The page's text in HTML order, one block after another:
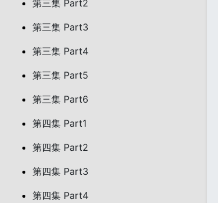
第三集 Part2
第三集 Part3
第三集 Part4
第三集 Part5
第三集 Part6
第四集 Part1
第四集 Part2
第四集 Part3
第四集 Part4